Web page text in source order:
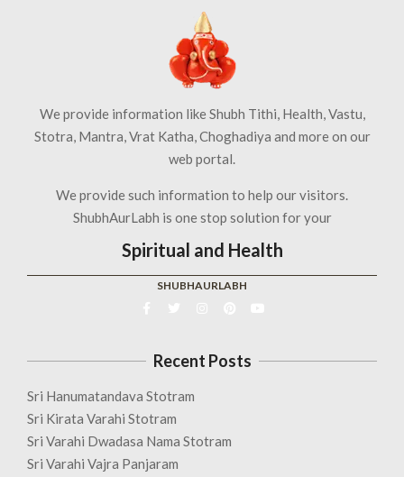
We provide information like Shubh Tithi, Health, Vastu,
Stotra, Mantra, Vrat Katha, Choghadiya and more on our
web portal.
We provide such information to help our visitors.
ShubhAurLabh is one stop solution for your
Spiritual and Health
SHUBHAURLABH
Recent Posts
Sri Hanumatandava Stotram
Sri Kirata Varahi Stotram
Sri Varahi Dwadasa Nama Stotram
Sri Varahi Vajra Panjaram